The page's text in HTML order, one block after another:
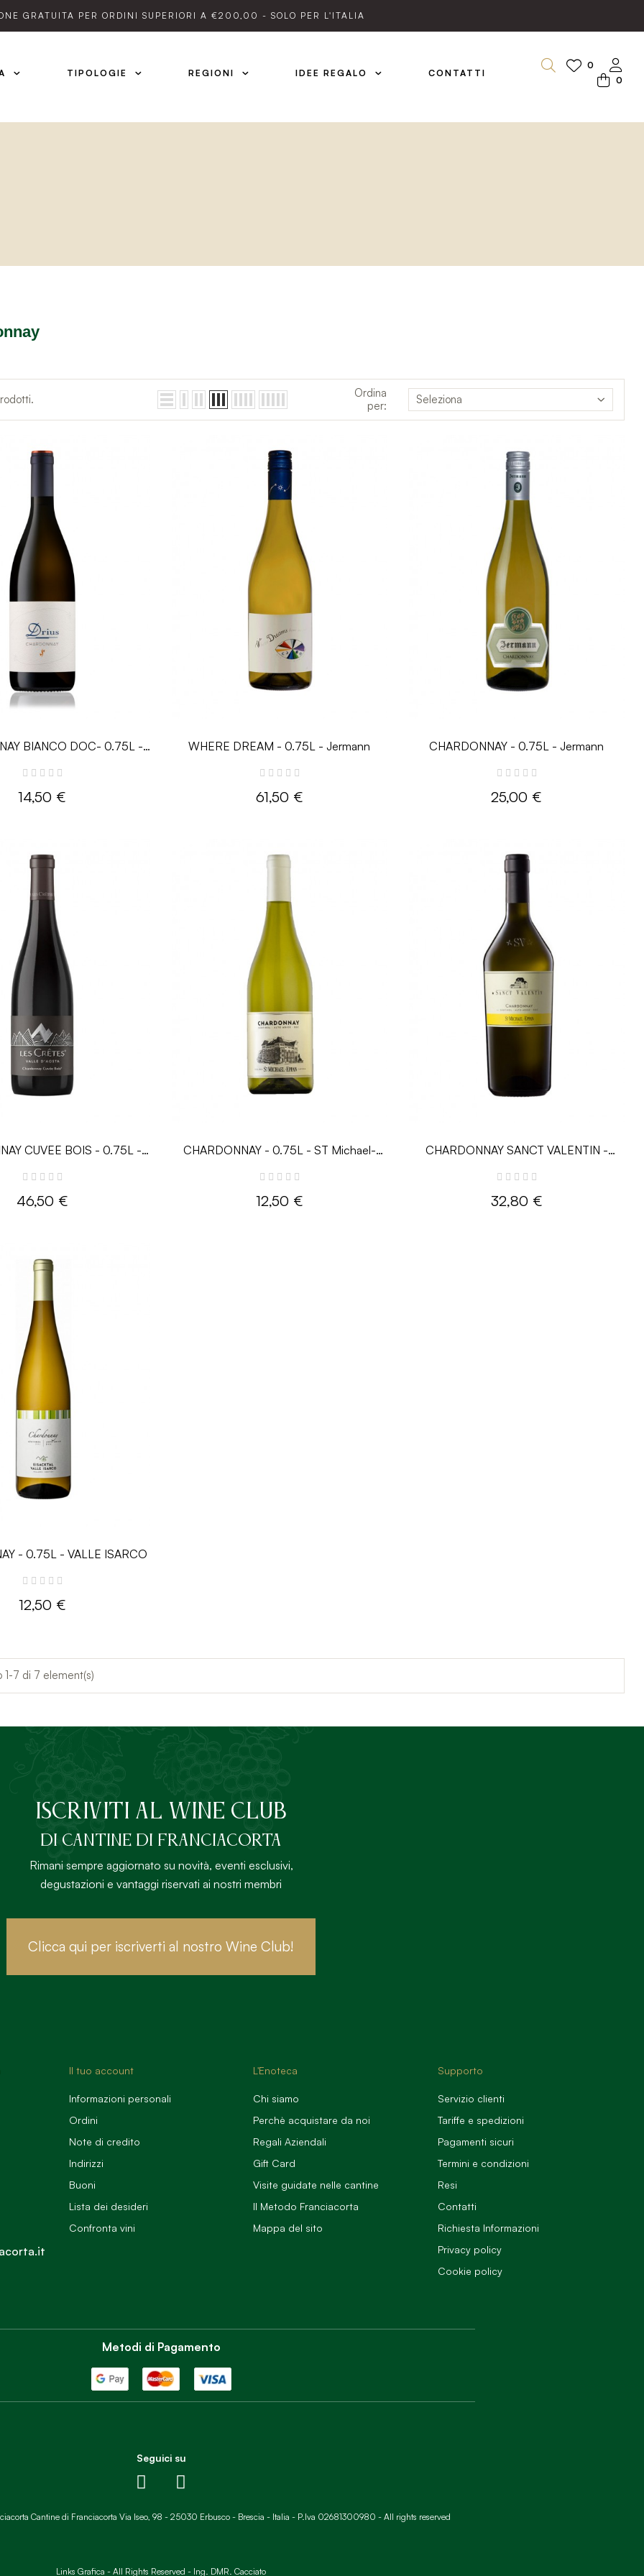
GRATUITA PER ORDINI SUPERIORI A €200,00 - SOLO PER L'ITALIA
TIPOLOGIE REGIONI IDEE REGALO CONTATTI
0
0
Ordina
per:
Seleziona
BIANCO DOC- 0.75L -
14,50 €
WHERE DREAM - 0.75L - Jermann
61,50 €
CHARDONNAY - 0.75L - Jermann
25,00 €
CUVEE BOIS - 0.75L -
46,50 €
CHARDONNAY - 0.75L - ST Michael-
12,50 €
CHARDONNAY SANCT VALENTIN -
32,80 €
- 0.75L - VALLE ISARCO
12,50 €
1-7 di 7 element(s)
ISCRIVITI AL Wine Club
DI Cantine di Franciacorta
Rimani sempre aggiornato su novità, eventi esclusivi,
degustazioni e vantaggi riservati ai nostri membri
Clicca qui per iscriverti al nostro Wine Club!
Il tuo account
Informazioni personali
Ordini
Note di credito
Indirizzi
Buoni
Lista dei desideri
Confronta vini
L'Enoteca
Chi siamo
Perchè acquistare da noi
Regali Aziendali
Gift Card
Visite guidate nelle cantine
Il Metodo Franciacorta
Mappa del sito
Supporto
Servizio clienti
Tariffe e spedizioni
Pagamenti sicuri
Termini e condizioni
Resi
Contatti
Richiesta Informazioni
Privacy policy
Cookie policy
Metodi di Pagamento
Seguici su
Cantine di Franciacorta Via Iseo, 98 - 25030 Erbusco - Brescia - Italia - P.Iva 02681300980 - All rights reserved
Links Grafica - All Rights Reserved - Ing. DMR. Cacciato